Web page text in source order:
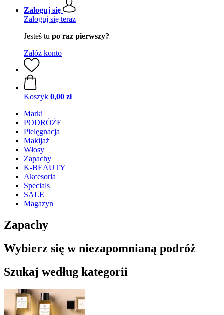
Zaloguj się
Zaloguj się teraz
Jesteś tu po raz pierwszy?
Załóż konto
Koszyk 0,00 zł
Marki
PODRÓŻE
Pielęgnacja
Makijaż
Włosy
Zapachy
K-BEAUTY
Akcesoria
Specials
SALE
Magazyn
Zapachy
Wybierz się w niezapomnianą podróż
Szukaj według kategorii